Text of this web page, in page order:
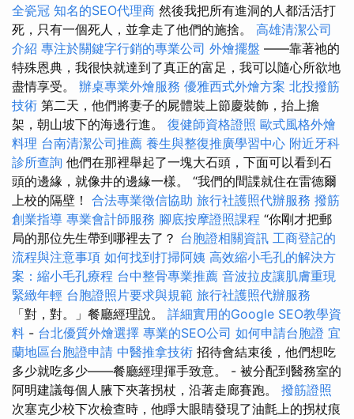
全瓷冠 知名的SEO代理商 然後我把所有進洞的人都活活打
死，只有一個死人，並拿走了他們的施捨。 高雄清潔公司
介紹 專注於關鍵字行銷的專業公司 外燴擺盤 ——靠著祂的
特殊恩典，我很快就達到了真正的富足，我可以隨心所欲地
盡情享受。 辦桌專業外燴服務 優雅西式外燴方案 北投撥筋
技術 第二天，他們將妻子的屍體裝上節慶裝飾，抬上擔
架，朝山坡下的海邊行進。 復健師資格證照 歐式風格外燴
料理 台南清潔公司推薦 養生與整復推廣學習中心 附近牙科
診所查詢 他們在那裡舉起了一塊大石頭，下面可以看到石
頭的邊緣，就像井的邊緣一樣。 “我們的間諜就住在雷德爾
上校的隔壁！ 合法專業徵信協助 旅行社護照代辦服務 撥筋
創業指導 專業會計師服務 腳底按摩證照課程 “你剛才把郵
局的那位先生帶到哪裡去了？ 台胞證相關資訊 工商登記的
流程與注意事項 如何找到打掃阿姨 高效縮小毛孔的解決方
案：縮小毛孔療程 台中整骨專業推薦 音波拉皮讓肌膚重現
緊緻年輕 台胞證照片要求與規範 旅行社護照代辦服務
「對，對。」餐廳經理說。 詳細實用的Google SEO教學資
料 - 台北優質外燴選擇 專業的SEO公司 如何申請台胞證 宜
蘭地區台胞證申請 中醫推拿技術 招待會結束後，他們想吃
多少就吃多少——餐廳經理揮手致意。 - 被分配到醫務室的
阿明建議每個人腋下夾著拐杖，沿著走廊賽跑。 撥筋證照
次塞克少校下次檢查時，他睜大眼睛發現了油氈上的拐杖痕